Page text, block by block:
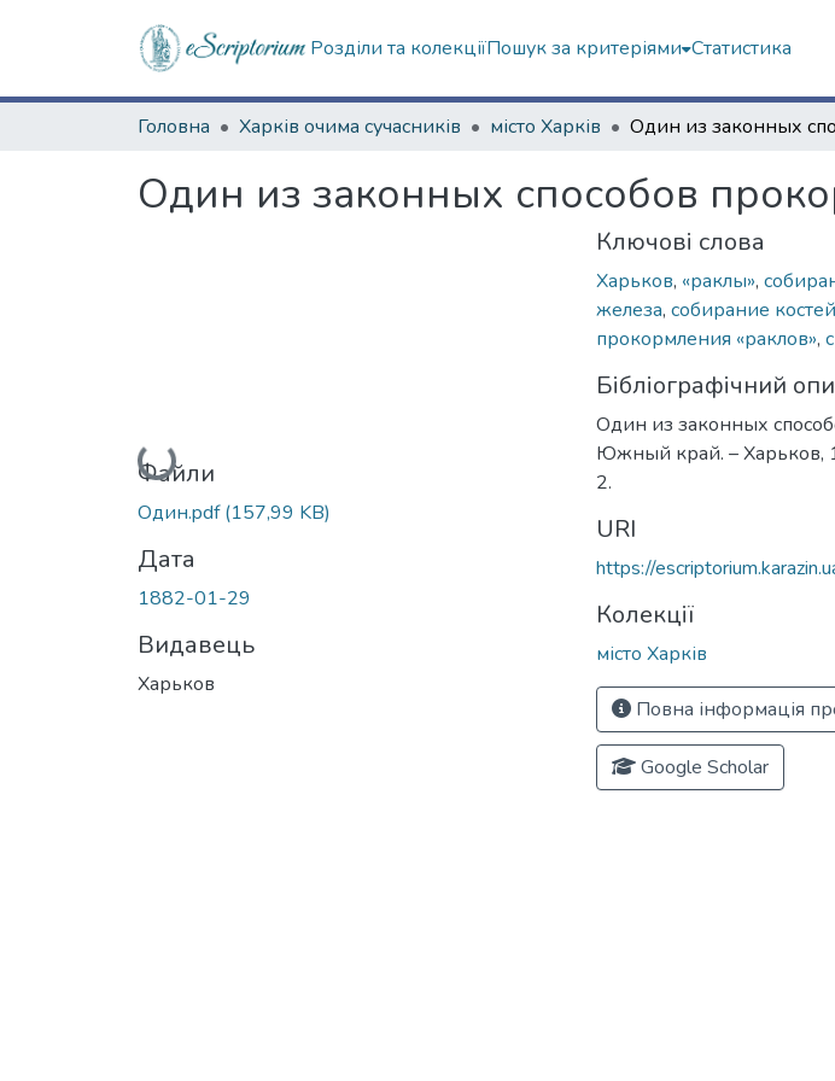
Розділи та колекціїПошук за критеріями Статистика
Головна Харків очима сучасників місто Харків
Один из законных способов
Вантажиться...
Файли
Один.pdf(157,99 KB)
Дата
1882-01-29
Видавець
Харьков
Ключові слова
Харьков, «раклы»,
железа, собирание костей
прокормления «раклов»,
Бібліографічний
Один из законных
Южный край. – Харьков,
2.
URI
https://
Колекції
місто Харків
Повна інформація
Google Scholar